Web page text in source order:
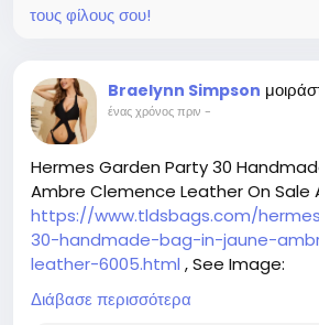
τους φίλους σου!
Braelynn Simpson
ένας χρόνος πριν -
Hermes Garden Party 30
Ambre Clemence Leather On Sale
https://www.tldsbags.com/
30-handmade-bag-in-jaune-
leather-6005.html , See Image:
https://www.tldsbags.com/
s/hermes-garden-party-30-
Διάβασε περισσότερα